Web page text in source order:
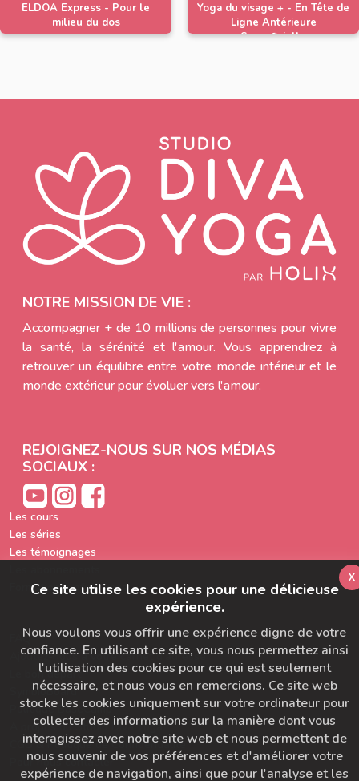
ELDOA Express - Pour le
milieu du dos
Yoga du visage + - En Tête de
Ligne Antérieure
Superficielle
NOTRE MISSION DE VIE :
Accompagner + de 10 millions de personnes pour vivre
la santé, la sérénité et l'amour. Vous apprendrez à
retrouver un équilibre entre votre monde intérieur et le
monde extérieur pour évoluer vers l'amour.
REJOIGNEZ-NOUS SUR NOS MÉDIAS
SOCIAUX :
Les cours
Les séries
Les témoignages
Formation prof de yoga
FAQ
Ajoutez-nous à votre carnet d'adresse
Le bon départ
SymbioBoard
Politique BaseCamp
A propos du Studio Diva Yoga
CGU & Politique de Confidentialité
Pour nous contacter
Ce site utilise les cookies pour une délicieuse
expérience.
Nous voulons vous offrir une expérience digne de votre
confiance. En utilisant ce site, vous nous permettez ainsi
l'utilisation des cookies pour ce qui est seulement
nécessaire, et nous vous en remercions. Ce site web
stocke les cookies uniquement sur votre ordinateur pour
collecter des informations sur la manière dont vous
interagissez avec notre site web et nous permettent de
nous souvenir de vos préférences et d'améliorer votre
expérience de navigation, ainsi que pour l'analyse et les
x